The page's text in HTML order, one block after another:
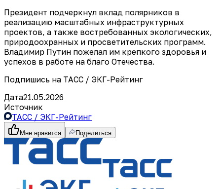
Президент подчеркнул вклад полярников в
реализацию масштабных инфраструктурных
проектов, а также востребованных экологических,
природоохранных и просветительских программ.
Владимир Путин пожелал им крепкого здоровья и
успехов в работе на благо Отечества.
Подпишись на ТАСС / ЭКГ-Рейтинг
Дата21.05.2026
Источник
ТАСС / ЭКГ-Рейтинг
Мне нравится Поделиться